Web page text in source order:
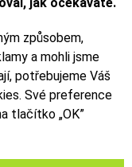
jak očekáváte.
způsobem,
a mohli jsme
potřebujeme Váš
Své preference
tlačítko „OK”